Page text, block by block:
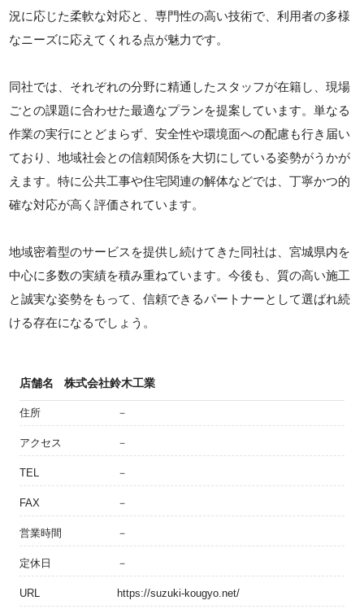
況に応じた柔軟な対応と、専門性の高い技術で、利用者の多様
なニーズに応えてくれる点が魅力です。
同社では、それぞれの分野に精通したスタッフが在籍し、現場
ごとの課題に合わせた最適なプランを提案しています。単なる
作業の実行にとどまらず、安全性や環境面への配慮も行き届い
ており、地域社会との信頼関係を大切にしている姿勢がうかが
えます。特に公共工事や住宅関連の解体などでは、丁寧かつ的
確な対応が高く評価されています。
地域密着型のサービスを提供し続けてきた同社は、宮城県内を
中心に多数の実績を積み重ねています。今後も、質の高い施工
と誠実な姿勢をもって、信頼できるパートナーとして選ばれ続
ける存在になるでしょう。
店舗名 株式会社鈴木工業
住所 －
アクセス －
TEL －
FAX －
営業時間 －
定休日 －
URL https://suzuki-kougyo.net/